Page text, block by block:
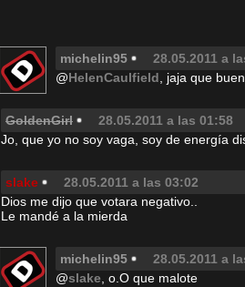
michelin95
28.05.2011 a
@HelenCaulfield , jaja que
GoldenGirl
28.05.2011 a las 01:58
Jo, que yo no soy vaga, soy de energía
slake
28.05.2011 a las 03:02
Dios me dijo que votara negativo..
Le mandé a la mierda
michelin95
28.05.2011 a
@slake , o.O que malote